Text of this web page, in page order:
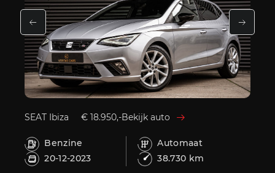
SEAT Ibiza € 18.950,-Bekijk auto
Benzine
Automaat
20-12-2023
38.730 km